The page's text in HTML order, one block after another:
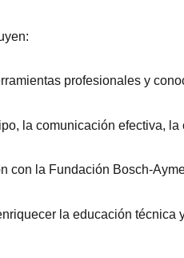
profesionales y
la comunicación efectiva,
con la Fundación Bosch-
la educación